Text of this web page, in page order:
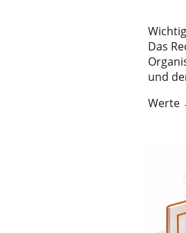
Das
und
Werte